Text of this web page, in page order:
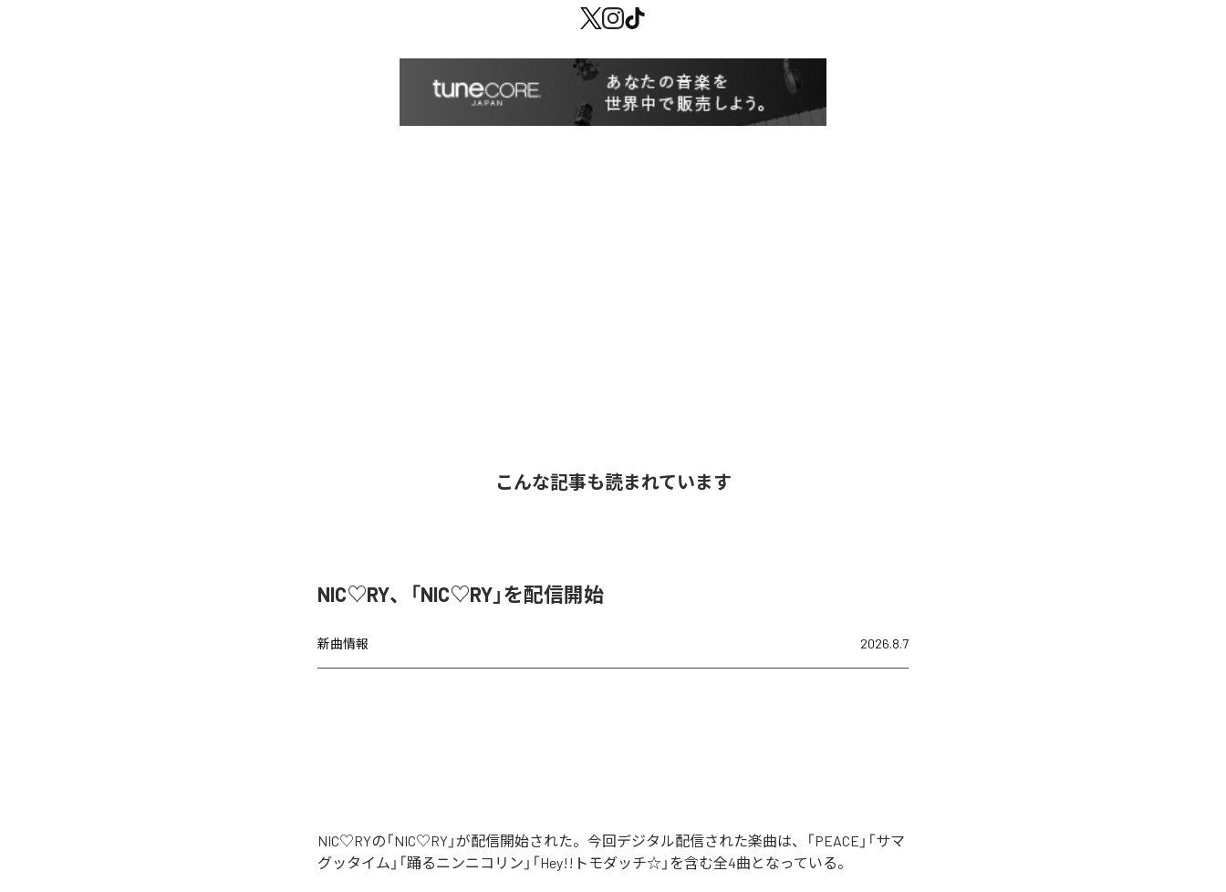
こんな記事も読まれています
NIC♡RY、「NIC♡RY」を配信開始
新曲情報 2026.8.7
NIC♡RYの「NIC♡RY」が配信開始された。今回デジタル配信された楽曲は、「PEACE」「サマ
グッタイム」「踊るニンニコリン」「Hey!!トモダッチ☆」を含む全4曲となっている。